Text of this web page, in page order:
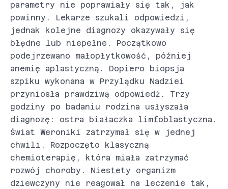
parametry nie poprawiały się tak, jak
powinny. Lekarze szukali odpowiedzi,
jednak kolejne diagnozy okazywały się
błędne lub niepełne. Początkowo
podejrzewano małopłytkowość, później
anemię aplastyczną. Dopiero biopsja
szpiku wykonana w Przylądku Nadziei
przyniosła prawdziwą odpowiedź. Trzy
godziny po badaniu rodzina usłyszała
diagnozę: ostra białaczka limfoblastyczna.
Świat Weroniki zatrzymał się w jednej
chwili. Rozpoczęto klasyczną
chemioterapię, która miała zatrzymać
rozwój choroby. Niestety organizm
dziewczyny nie reagował na leczenie tak,